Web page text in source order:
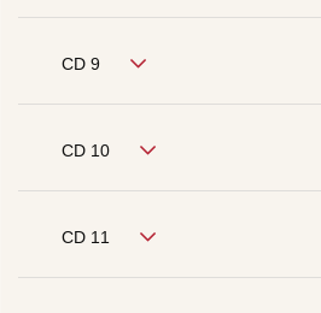
CD 9
CD 10
CD 11